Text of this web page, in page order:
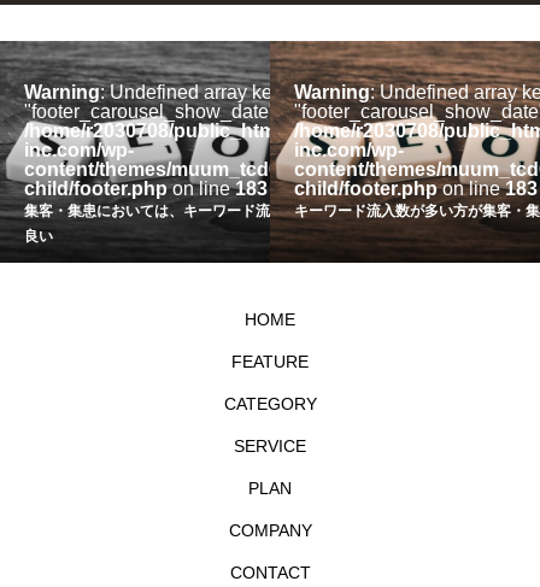
in
assistere-
数が多い方が
Warning: Undefined array key
"footer_carousel_show_date" in
/home/r2030708/public_html/assistere-
inc.com/wp-
content/themes/muum_tcd085-
child/footer.phpon line183
キーワード流入数が多い方が集客・集患効果が高い
Warning: Undefined array
/home/r2030708/
inc.com/wp-
content/themes/
child/footer.phpon line183
「セッション数」と「キーワード流
HOME
FEATURE
CATEGORY
SERVICE
PLAN
COMPANY
CONTACT